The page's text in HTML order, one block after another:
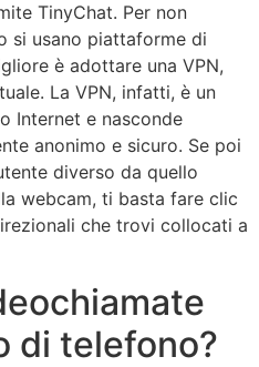
TinyChat. Per non
si usano piattaforme di
è adottare una VPN,
La VPN, infatti, è un
Internet e nasconde
anonimo e sicuro. Se poi
diverso da quello
webcam, ti basta fare clic
che trovi collocati a
di telefono?